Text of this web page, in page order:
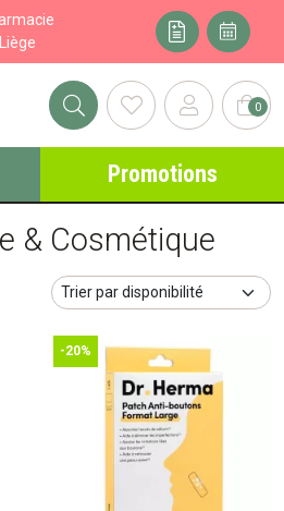
Franchises Votre export 0
Promotions
& Cosmétique
-20%